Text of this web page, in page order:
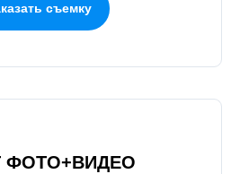
съемку
ФОТО+ВИДЕО